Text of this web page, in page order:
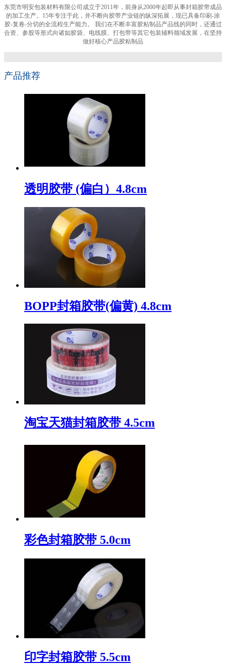
东莞市明安包装材料有限公司成立于2011年，前身从2000年起即从事封箱胶带成品
的加工生产。15年专注于此，并不断向胶带产业链的纵深拓展，现已具备印刷-涂
胶-复卷-分切的全流程生产能力。 我们在不断丰富胶粘制品产品线的同时，还通过
合资、参股等形式向诸如胶袋、电线膜、打包带等其它包装辅料领域发展，在坚持
做好核心产品胶粘制品
产品推荐
透明胶带 (偏白）4.8cm
BOPP封箱胶带(偏黄) 4.8cm
淘宝天猫封箱胶带 4.5cm
彩色封箱胶带 5.0cm
印字封箱胶带 5.5cm